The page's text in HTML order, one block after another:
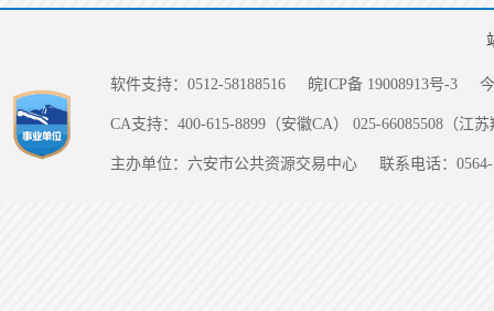
软件支持：0512-58188516 皖ICP备 19008913号-3
CA支持：400-615-8899（安徽CA） 025-66085508（江
主办单位：六安市公共资源交易中心 联系电话：0564-